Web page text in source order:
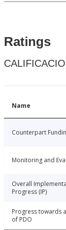
Ratings
Name
Counterpart
Monitoring and
Overall
Progress (IP)
Progress towards
of PDO